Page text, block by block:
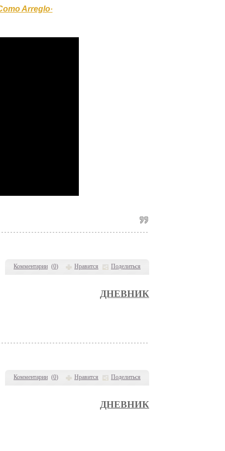
Комментарии (0) Нравится Поделиться
Arreglo·
Комментарии (0) Нравится Поделиться
ДНЕВНИК
ДНЕВНИК